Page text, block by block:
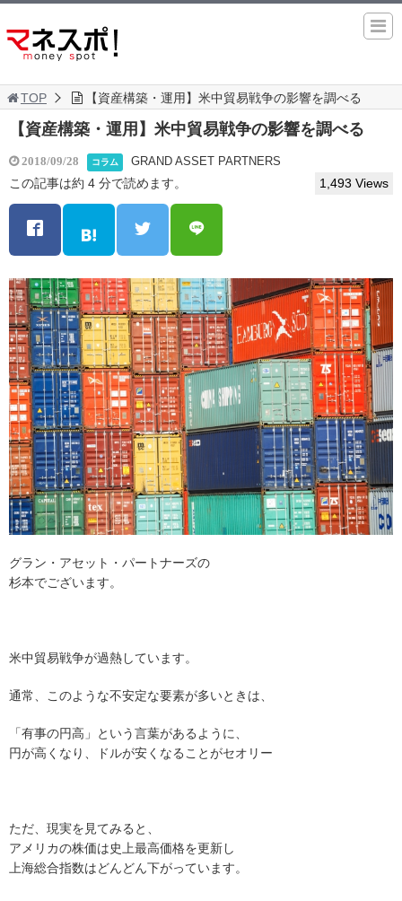
TOP 【資産構築・運用】米中貿易戦争の影響を調べる
【資産構築・運用】米中貿易戦争の影響を調べる
2018/09/28 コラム GRAND ASSET PARTNERS
この記事は約 4 分で読めます。 1,493 Views
グラン・アセット・パートナーズの
杉本でございます。
米中貿易戦争が過熱しています。
通常、このような不安定な要素が多いときは、
「有事の円高」という言葉があるように、
円が高くなり、ドルが安くなることがセオリー
ただ、現実を見てみると、
アメリカの株価は史上最高価格を更新し
上海総合指数はどんどん下がっています。